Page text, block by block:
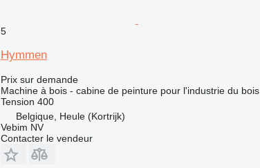
5
Hymmen
Prix sur demande
Machine à bois - cabine de peinture pour l'industrie du bois
Tension 400
Belgique, Heule (Kortrijk)
Vebim NV
Contacter le vendeur